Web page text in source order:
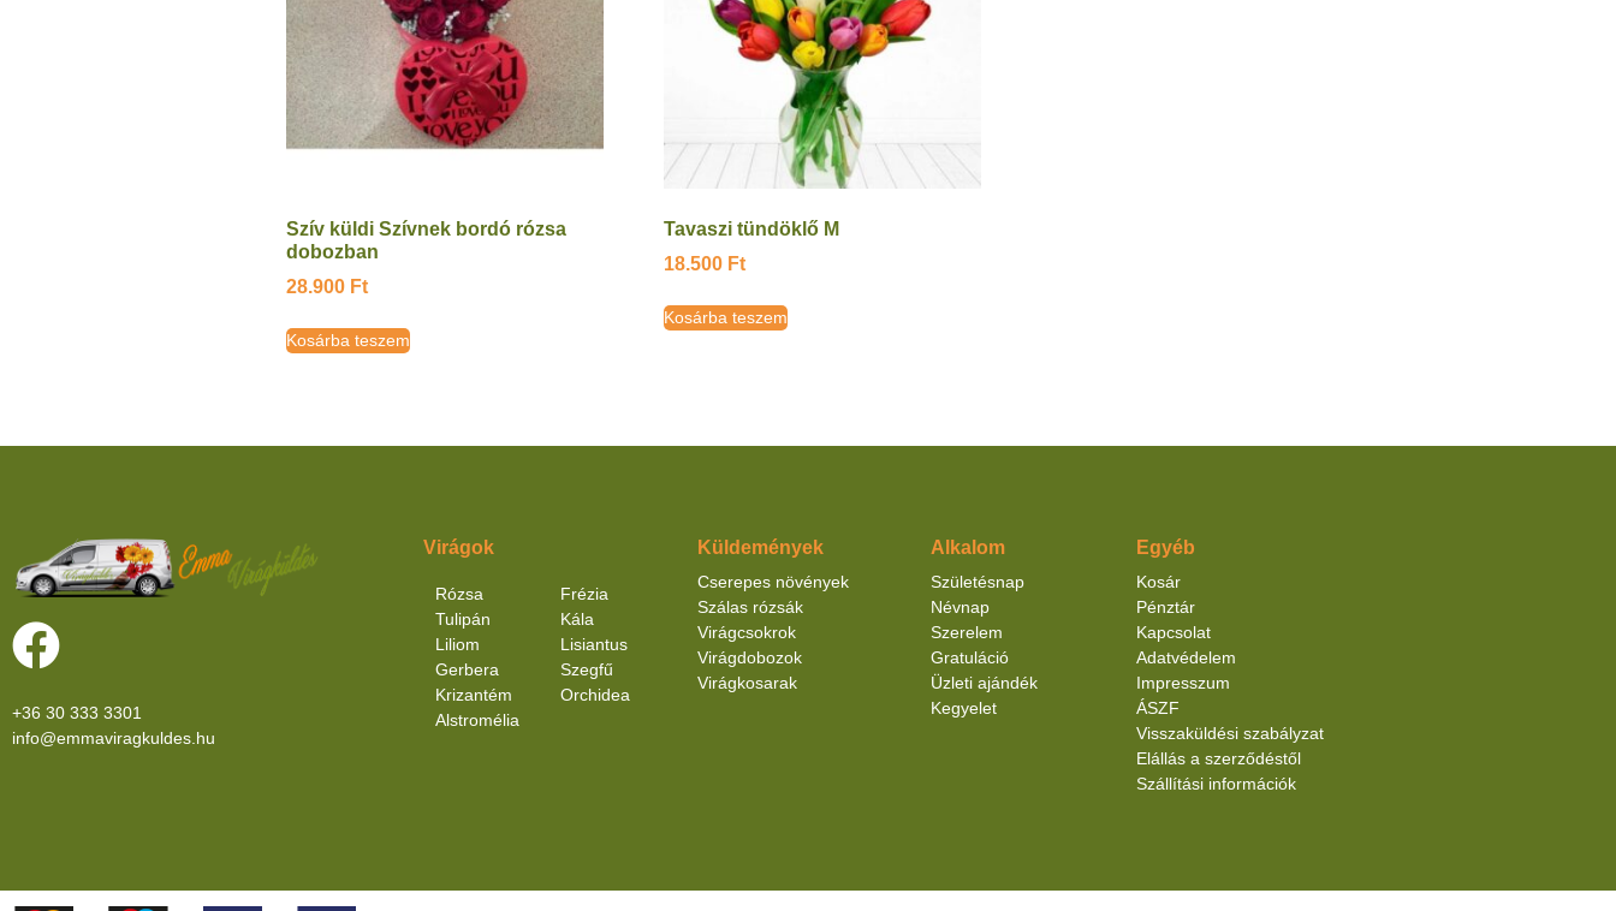
Szív küldi Szívnek bordó rózsa
dobozban
28.900 Ft
Kosárba teszem
Tavaszi tündöklő M
18.500 Ft
Kosárba teszem
+36 30 333 3301
info@emmaviragkuldes.hu
Virágok
Rózsa
Tulipán
Liliom
Gerbera
Krizantém
Alstromélia
Frézia
Kála
Lisiantus
Szegfű
Orchidea
Küldemények
Cserepes növények
Szálas rózsák
Virágcsokrok
Virágdobozok
Virágkosarak
Alkalom
Születésnap
Névnap
Szerelem
Gratuláció
Üzleti ajándék
Kegyelet
Egyéb
Kosár
Pénztár
Kapcsolat
Adatvédelem
Impresszum
ÁSZF
Visszaküldési szabályzat
Elállás a szerződéstől
Szállítási információk